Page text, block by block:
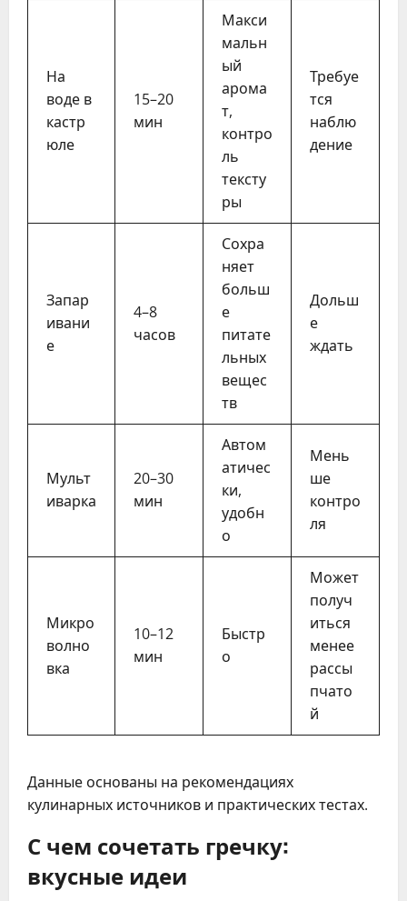
На
воде в
кастр
юле
15–20
мин
Макси
мальн
ый
арома
т,
контро
ль
тексту
ры
Требуе
тся
наблю
дение
Запар
ивани
е
4–8
часов
Сохра
няет
больш
е
питате
льных
вещес
тв
Дольш
е
ждать
Мульт
иварка
20–30
мин
Автом
атичес
ки,
удобн
о
Мень
ше
контро
ля
Микро
волно
вка
10–12
мин
Быстр
о
Может
получ
иться
менее
рассы
пчато
й
Данные основаны на рекомендациях
кулинарных источников и практических тестах.
С чем сочетать гречку:
вкусные идеи